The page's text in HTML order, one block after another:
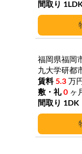
福岡県福岡
九大学研都
5.3 万円
0 ヶ
1DK